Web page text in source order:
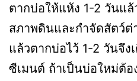
ตากบ่อให้แห้ง 1-2 วันแ
สภาพดินและกำจัดสัตว์ต่
แล้วตากบ่อไว้ 1-2 วันจึ
ซีเมนต์ ถ้าเป็นบ่อใหม่ต้